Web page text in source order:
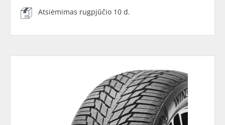
Atsiėmimas rugpjūčio 10 d.